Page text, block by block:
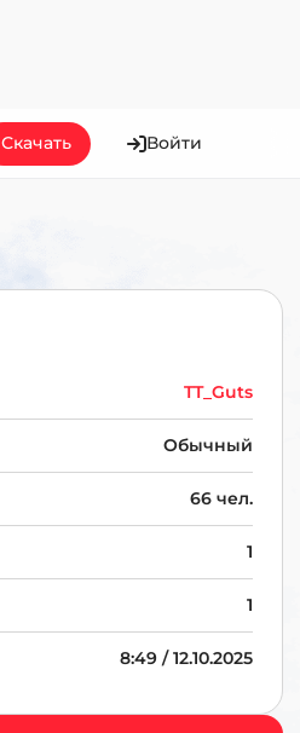
Скачать Войти
TT_Guts
Обычный
66 чел.
1
1
8:49 / 12.10.2025